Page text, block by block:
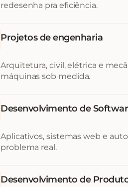
redesenha pra eficiência.
Projetos de engenharia
Arquitetura, civil, elétrica e
máquinas sob medida.
Desenvolvimento de
Aplicativos, sistemas web e
problema real.
Desenvolvimento de